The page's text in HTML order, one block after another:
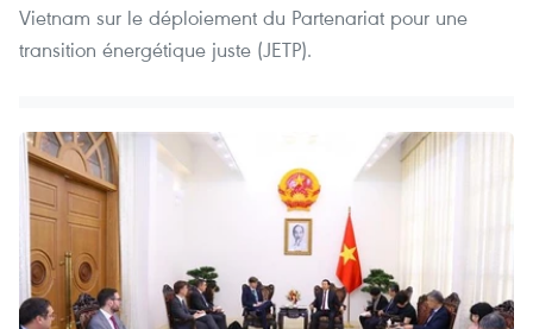
Vietnam sur le déploiement du Partenariat pour une
transition énergétique juste (JETP).